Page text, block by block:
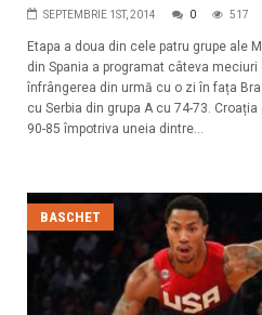
SEPTEMBRIE 1ST, 2014 0 517
Etapa a doua din cele patru grupe ale
din Spania a programat câteva
înfrângerea din urmă cu o zi în fața
cu Serbia din grupa A cu 74-73.
90-85 împotriva uneia dintre...
BASCHET